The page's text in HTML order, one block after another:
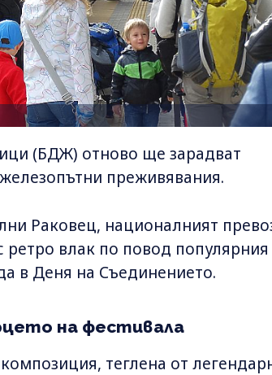
(БДЖ) отново ще зарадват
преживявания.
Раковец, националният
ретро влак по повод популярния
в Деня на Съединението.
на фестивала
теглена от